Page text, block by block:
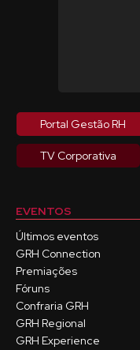
Portal Gestão RH
TV Corporativa
EVENTOS
Últimos eventos
GRH Connection
Premiações
Fóruns
Confraria GRH
GRH Regional
GRH Experience